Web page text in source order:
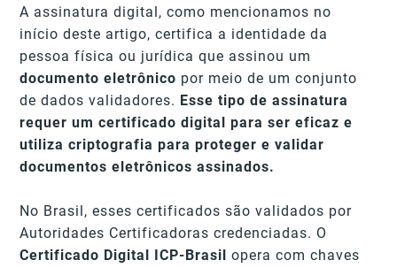
A assinatura digital, como mencionamos no
início deste artigo, certifica a identidade da
pessoa física ou jurídica que assinou um
documento eletrônico por meio de um conjunto
de dados validadores. Esse tipo de assinatura
requer um certificado digital para ser eficaz e
utiliza criptografia para proteger e validar
documentos eletrônicos assinados.
No Brasil, esses certificados são validados por
Autoridades Certificadoras credenciadas. O
Certificado Digital ICP-Brasil opera com chaves